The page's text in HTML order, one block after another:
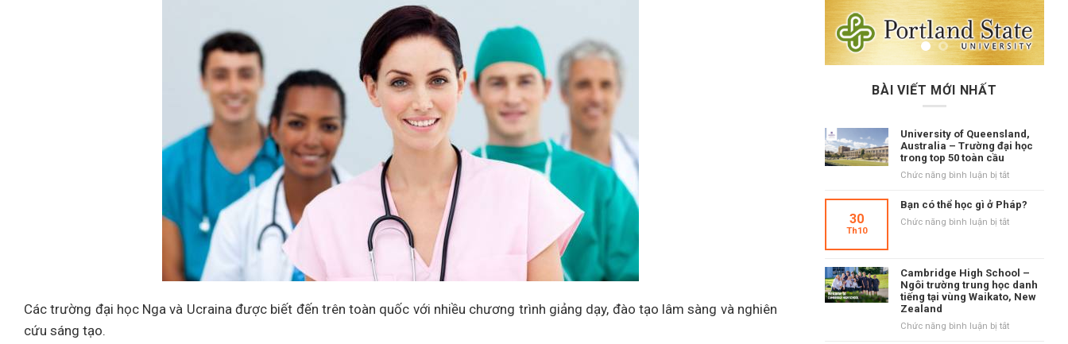
Các trường đại học Nga và Ucraina được biết đến trên toàn quốc với nhiều chương trình giảng dạy, đào tạo lâm sàng và nghiên
cứu sáng tạo.
BÀI VIẾT MỚI NHẤT
University of Queensland,
Australia – Trường đại học
trong top 50 toàn cầu
Chức năng bình luận bị tắtở
of
đại
học
trong
50
30
Th10
Bạn có thể học gì ở Pháp?
Chức năng bình luận bị tắtở
học
gì
ở
Cambridge High School –
Ngôi trường trung học danh
tiếng tại vùng Waikato, New
Zealand
Chức năng bình luận bị tắtở